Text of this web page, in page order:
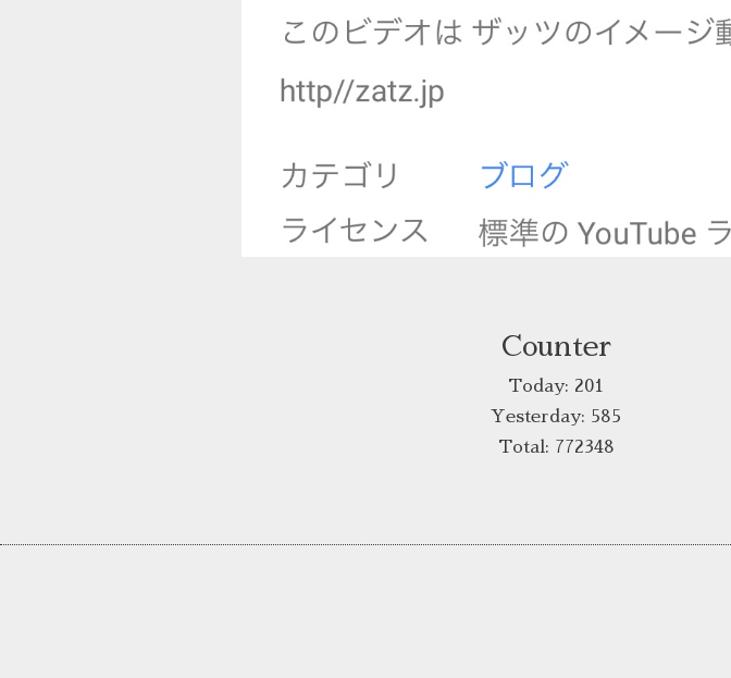
Counter
Today: 201
Yesterday: 585
Total: 772348